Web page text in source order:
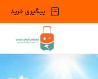
پیگیری خرید